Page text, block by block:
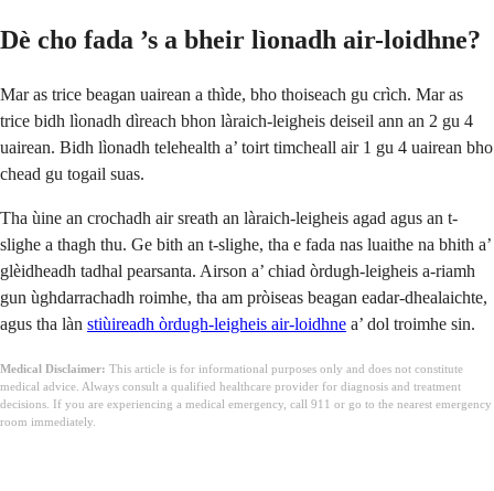
Dè cho fada ’s a bheir lìonadh air-loidhne?
Mar as trice beagan uairean a thìde, bho thoiseach gu crìch. Mar as
trice bidh lìonadh dìreach bhon làraich-leigheis deiseil ann an 2 gu 4
uairean. Bidh lìonadh telehealth a’ toirt timcheall air 1 gu 4 uairean bho
chead gu togail suas.
Tha ùine an crochadh air sreath an làraich-leigheis agad agus an t-
slighe a thagh thu. Ge bith an t-slighe, tha e fada nas luaithe na bhith a’
glèidheadh tadhal pearsanta. Airson a’ chiad òrdugh-leigheis a-riamh
gun ùghdarrachadh roimhe, tha am pròiseas beagan eadar-dhealaichte,
agus tha làn stiùireadh òrdugh-leigheis air-loidhne a’ dol troimhe sin.
Medical Disclaimer: This article is for informational purposes only and does not constitute
medical advice. Always consult a qualified healthcare provider for diagnosis and treatment
decisions. If you are experiencing a medical emergency, call 911 or go to the nearest emergency
room immediately.